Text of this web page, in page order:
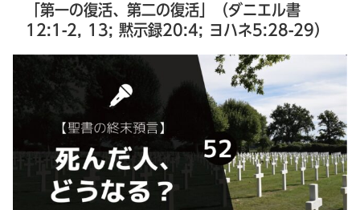
「第一の復活、第二の復活」（ダニエル書
12:1-2, 13; 黙示録20:4; ヨハネ5:28-29）